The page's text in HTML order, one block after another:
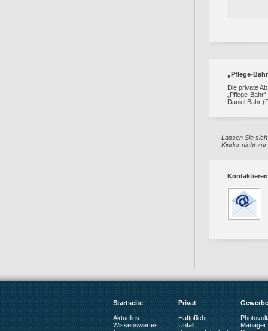
„Pflege-
Die private
„Pflege-
Daniel Bahr
Lassen Sie
Kinder nicht
Startseite
Aktuelles
Wissenswertes
Privat
Haftpflicht
Unfall
Gewerbe
Manager